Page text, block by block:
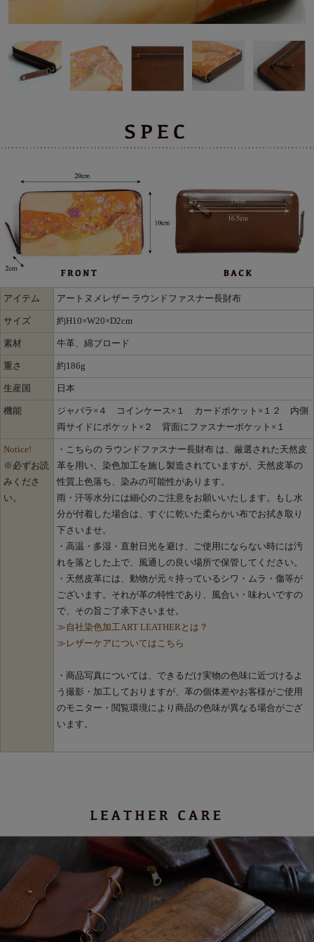
アイテム アートヌメレザー ラウンドファスナー長財布
サイズ 約H10×W20×D2cm
素材 牛革、綿ブロード
重さ 約186g
生産国 日本
機能
ジャバラ×４ コインケース×１ カードポケット×１２ 内側
両サイドにポケット×２ 背面にファスナーポケット×１
Notice!
※必ずお読
みくださ
い。
・こちらの ラウンドファスナー長財布 は、厳選された天然皮
革を用い、染色加工を施し製造されていますが、天然皮革の
性質上色落ち、染みの可能性があります。
雨・汗等水分には細心のご注意をお願いいたします。もし水
分が付着した場合は、すぐに乾いた柔らかい布でお拭き取り
下さいませ。
・高温・多湿・直射日光を避け、ご使用にならない時には汚
れを落とした上で、風通しの良い場所で保管してください。
・天然皮革には、動物が元々持っているシワ・ムラ・傷等が
ございます。それが革の特性であり、風合い・味わいですの
で、その旨ご了承下さいませ。
≫自社染色加工ART LEATHERとは？
≫レザーケアについてはこちら
・商品写真については、できるだけ実物の色味に近づけるよ
う撮影・加工しておりますが、革の個体差やお客様がご使用
のモニター・閲覧環境により商品の色味が異なる場合がござ
います。